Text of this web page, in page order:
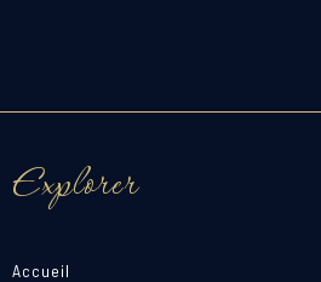
Explorer
Accueil